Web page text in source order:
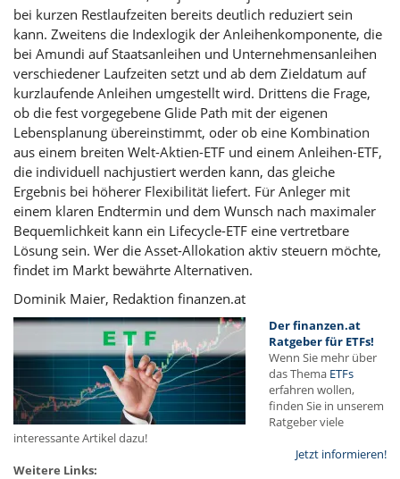
bei kurzen Restlaufzeiten bereits deutlich reduziert sein
kann. Zweitens die Indexlogik der Anleihenkomponente, die
bei Amundi auf Staatsanleihen und Unternehmensanleihen
verschiedener Laufzeiten setzt und ab dem Zieldatum auf
kurzlaufende Anleihen umgestellt wird. Drittens die Frage,
ob die fest vorgegebene Glide Path mit der eigenen
Lebensplanung übereinstimmt, oder ob eine Kombination
aus einem breiten Welt-Aktien-ETF und einem Anleihen-ETF,
die individuell nachjustiert werden kann, das gleiche
Ergebnis bei höherer Flexibilität liefert. Für Anleger mit
einem klaren Endtermin und dem Wunsch nach maximaler
Bequemlichkeit kann ein Lifecycle-ETF eine vertretbare
Lösung sein. Wer die Asset-Allokation aktiv steuern möchte,
findet im Markt bewährte Alternativen.
Dominik Maier, Redaktion finanzen.at
Der finanzen.at
Ratgeber für ETFs!
Wenn Sie mehr über
das Thema ETFs
erfahren wollen,
finden Sie in unserem
Ratgeber viele
interessante Artikel dazu!
Jetzt informieren!
Weitere Links: